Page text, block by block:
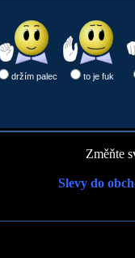
držím palec
to je fuk
Změňte
Slevy do